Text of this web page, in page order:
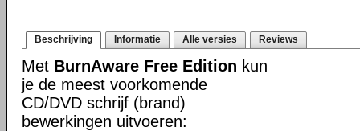
Beschrijving Informatie Alle versies Reviews
Met BurnAware Free Edition kun
je de meest voorkomende
CD/DVD schrijf (brand)
bewerkingen uitvoeren: